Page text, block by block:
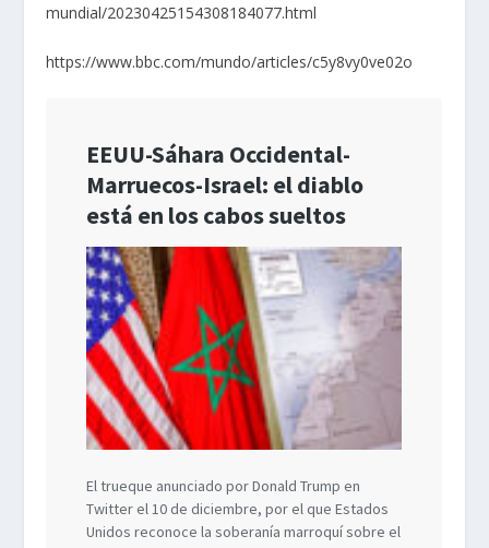
mundial/20230425154308184077.html
https://www.bbc.com/mundo/articles/c5y8vy0ve02o